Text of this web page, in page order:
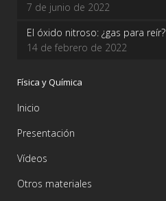
7 de junio de 2022
El óxido nitroso: ¿gas para reír?
14 de febrero de 2022
Física y Química
Inicio
Presentación
Vídeos
Otros materiales